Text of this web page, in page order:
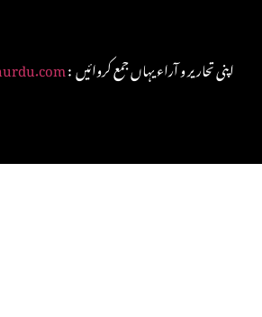
: اپنی تحاریر و آراء یہاں جمع کروائیں